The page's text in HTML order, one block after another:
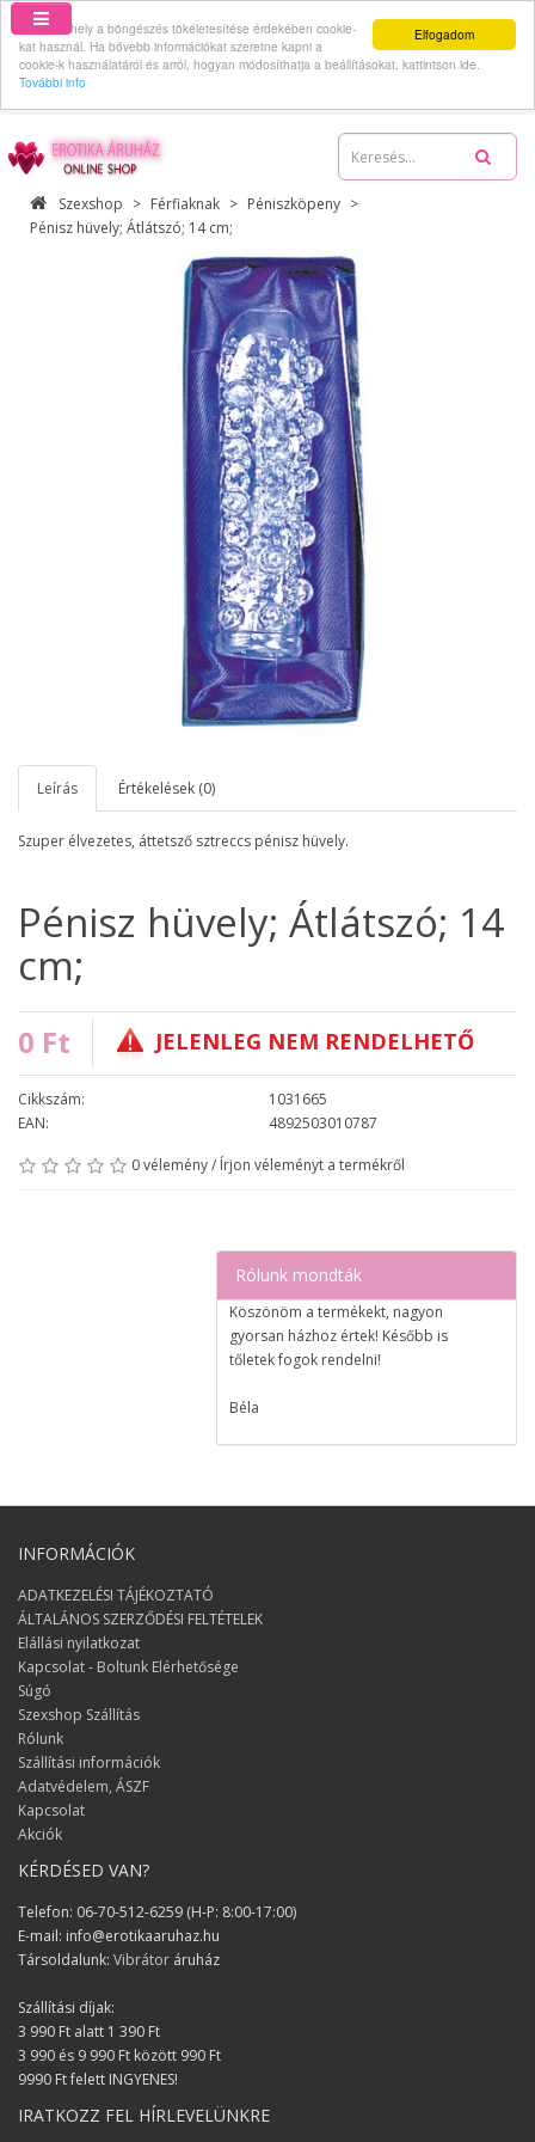
Elfogadom
Ez a webhely a böngészés tökéletesítése érdekében cookie-
kat használ. Ha bővebb információkat szeretne kapni a
cookie-k használatáról és arról, hogyan módosíthatja a beállításokat, kattintson ide.
További info
Szexshop Férfiaknak
Péniszköpeny
Pénisz hüvely; Átlátszó; 14 cm;
Leírás Értékelések (0)
Szuper élvezetes, áttetsző sztreccs pénisz hüvely.
Pénisz hüvely; Átlátszó; 14
cm;
0 Ft JELENLEG NEM RENDELHETŐ
Cikkszám:
1031665
EAN:
4892503010787
0 vélemény/ Írjon véleményt a termékről
Rólunk mondták
Köszönöm a termékekt, nagyon
gyorsan házhoz értek! Később is
tőletek fogok rendelni!
Béla
Nagyon elégedett voltam a
Nagyon segítőkész az
Iza és József
INFORMÁCIÓK
ADATKEZELÉSI TÁJÉKOZTATÓ
ÁLTALÁNOS SZERZŐDÉSI FELTÉTELEK
Elállási nyilatkozat
Kapcsolat - Boltunk Elérhetősége
Súgó
Szexshop Szállítás
Rólunk
Szállítási információk
Adatvédelem, ÁSZF
Kapcsolat
Akciók
KÉRDÉSED VAN?
Telefon: 06-70-512-6259 (H-P: 8:00-17:00)
E-mail: info@erotikaaruhaz.hu
Társoldalunk: Vibrátor áruház
Szállítási díjak:
3 990 Ft alatt 1 390 Ft
3 990 és 9 990 Ft között 990 Ft
9990 Ft felett INGYENES!
IRATKOZZ FEL HÍRLEVELÜNKRE